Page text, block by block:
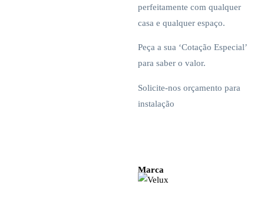
perfeitamente com qualquer
casa e qualquer espaço.
Peça a sua ‘Cotação Especial’
para saber o valor.
Solicite-nos orçamento para
instalação
Marca